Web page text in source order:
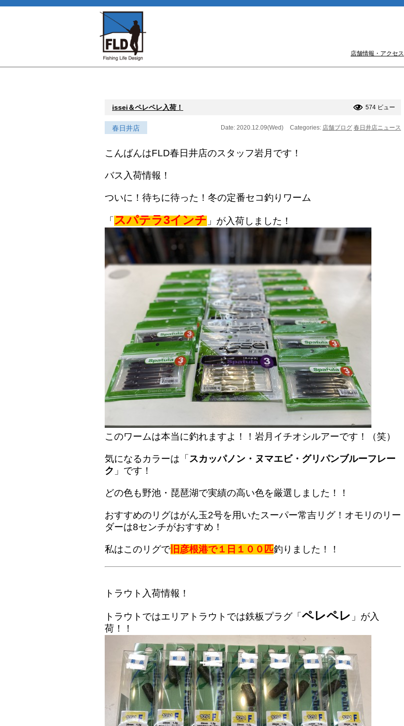
店舗情報・アクセス
issei＆ペレペレ入荷！ 574 ビュー
春日井店 Date: 2020.12.09(Wed) Categories: 店舗ブログ 春日井店ニュース
こんばんはFLD春日井店のスタッフ岩月です！
バス入荷情報！
ついに！待ちに待った！冬の定番セコ釣りワーム
「 スパテラ3インチ 」が入荷しました！
このワームは本当に釣れますよ！！岩月イチオシルアーです！（笑）
気になるカラーは「 スカッパノン・ヌマエビ・グリパンブルーフレー
ク 」です！
どの色も野池・琵琶湖で実績の高い色を厳選しました！！
おすすめのリグはがん玉2号を用いたスーパー常吉リグ！オモリのリー
ダーは8センチがおすすめ！
私はこのリグで 旧彦根港で１日１００匹釣りました！！
トラウト入荷情報！
トラウトではエリアトラウトでは鉄板プラグ「 ペレペレ 」が入
荷！！